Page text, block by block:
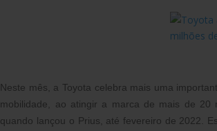
Neste mês, a Toyota celebra mais uma
mobilidade, ao atingir a marca de mais de 20
quando lançou o Prius, até fevereiro de 2022.